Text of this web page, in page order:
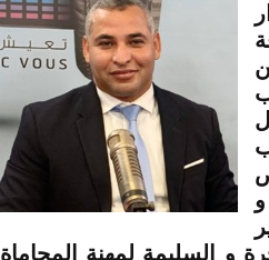
السليمة لمهنة المحاماة